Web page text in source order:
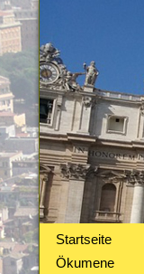
Startseite
Ökumene